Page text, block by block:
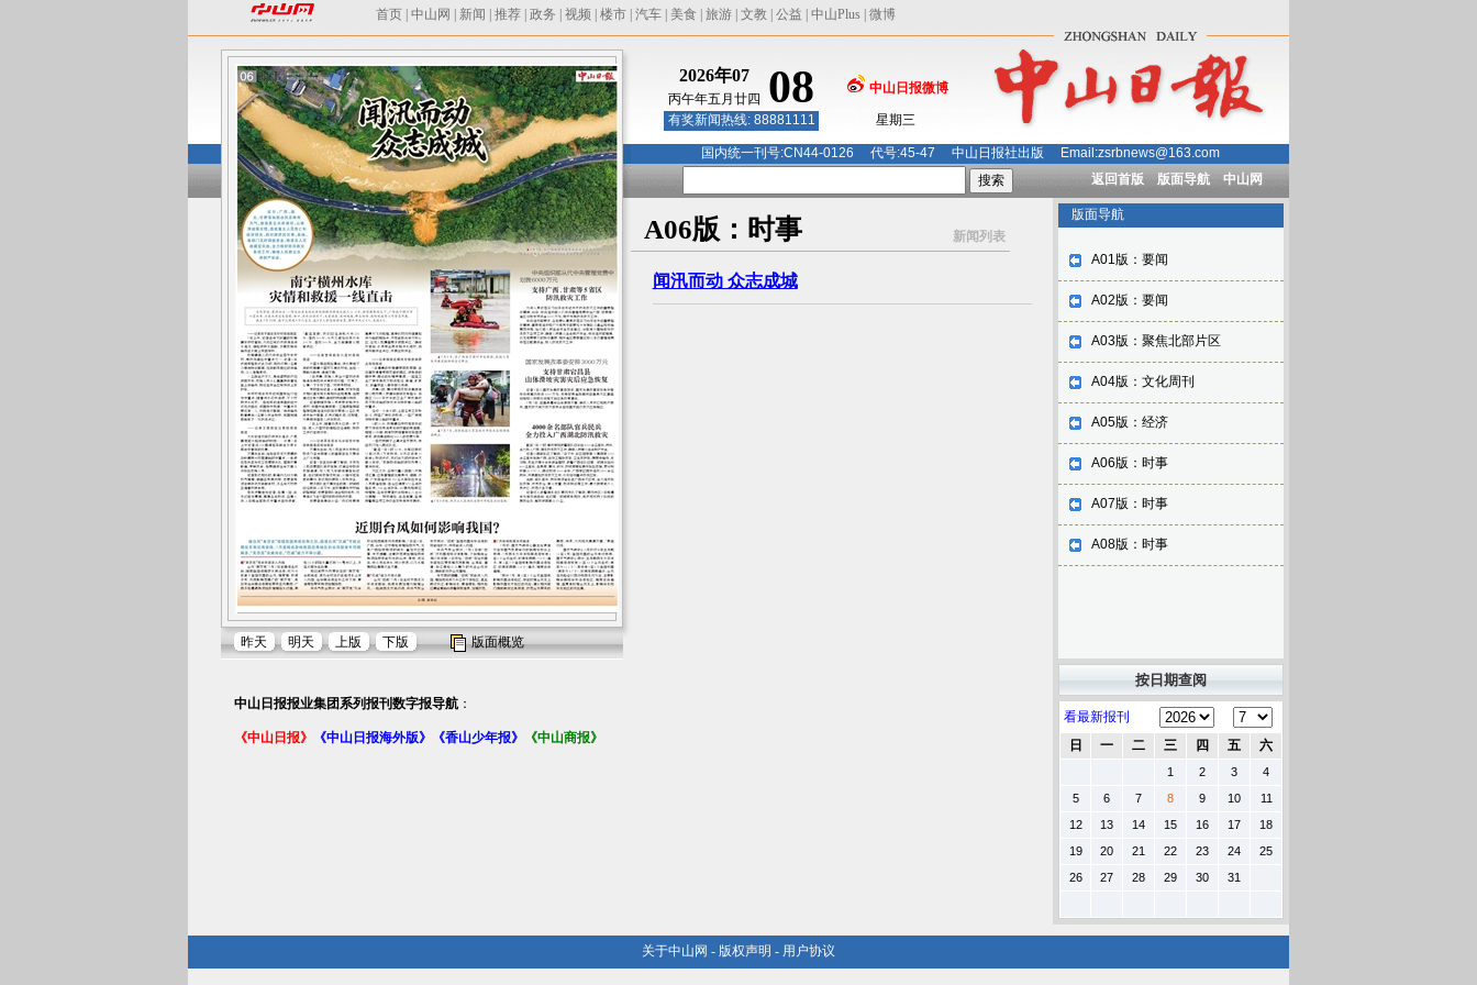
首页 中山网 新闻 推荐 政务 视频 楼市 汽车 美食 旅游 文教 公益 中山Plus 微博
昨天 明天 上版 下版 版面概览
中山日报报业集团系列报刊数字报导航 ：
《中山日报》 《中山日报海外版》 《香山少年报》 《中山商报》
2026年07 08
丙午年五月廿四
中山日报微博
有奖新闻热线: 88881111 星期三
国内统一刊号:CN44-0126 代号:45-47 中山日报社出版 Email:zsrbnews@163.com
返回首版
版面导航 中山网
A06版：时事 新闻列表
闻汛而动 众志成城
版面导航
A01版：要闻
A02版：要闻
A03版：聚焦北部片区
A04版：文化周刊
A05版：经济
A06版：时事
A07版：时事
A08版：时事
按日期查阅
看最新报刊
日
一 二 三 四 五 六
1 2 3
4
5
6 7 8 9 10
11
12
13 14 15 16 17
18
19
20 21 22 23 24
25
26
27 28 29 30 31
关于中山网 - 版权声明 - 用户协议